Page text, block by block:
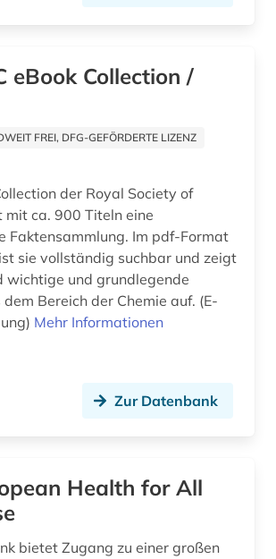
arbeitsmarkt (3)
arbeitsmarktstatistik (2)
arbeitsmedizin (1)
arbeitsplanung (1)
arbeitsproduktivität (3)
arbeitszeiterfassung (1)
archareen (1)
Osteuropa (5)
Rheinland-Pfalz (5)
Roemisches Reich (2)
Rumänien (1)
Russland, Sowjetunion (4)
Sachsen-Anhalt (2)
Schweden (86)
(26)
eBook Collection /
FREI, DFG-GEFÖRDERTE LIZENZ
der Royal Society of
mit ca. 900 Titeln eine
Faktensammlung. Im pdf-Format
sie vollständig suchbar und zeigt
wichtige und grundlegende
Bereich der Chemie auf. (E-
Mehr Informationen
Zur Datenbank
Health for All
bietet Zugang zu einer großen